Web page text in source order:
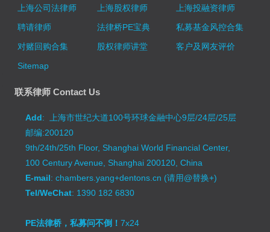
上海公司法律师
上海股权律师
上海投融资律师
聘请律师
法律桥PE宝典
私募基金风控合集
对赌回购合集
股权律师讲堂
客户及网友评价
Sitemap
联系律师 Contact Us
Add: 上海市世纪大道100号环球金融中心9层/24层/25层
邮编:200120
9th/24th/25th Floor, Shanghai World Financial Center,
100 Century Avenue, Shanghai 200120, China
E-mail: chambers.yang+dentons.cn (请用@替换+)
Tel/WeChat: 1390 182 6830
PE法律桥，私募问不倒！7x24